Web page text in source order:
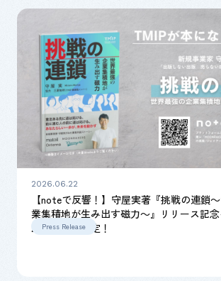
2026.06.22
【noteで反響！】守屋実著『挑戦の連鎖
業集積地が生み出す磁力～』リリース記
22日に開催決定！
Press Release